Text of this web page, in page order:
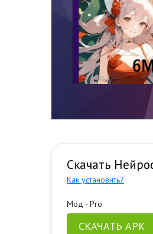
Скачать
Как установить?
Мод - Pro
СКАЧАТЬ APK